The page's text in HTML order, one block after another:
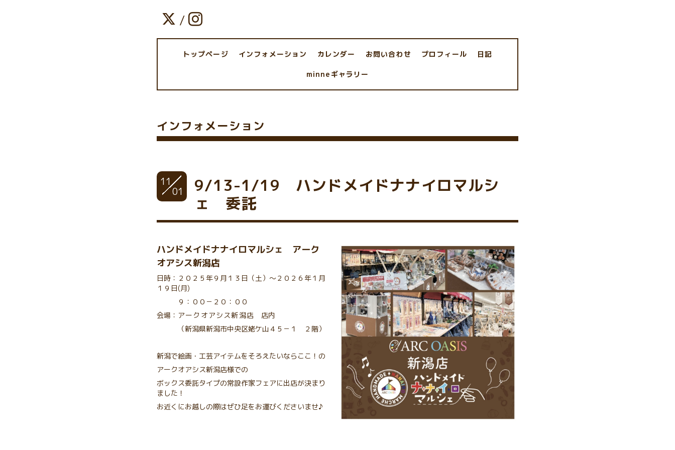
/
トップページ インフォメーション カレンダー お問い合わせ プロフィール 日記
minneギャラリー
インフォメーション
11
01
9/13-1/19 ハンドメイドナナイロマルシ
ェ 委託
ハンドメイドナナイロマルシェ アーク
オアシス新潟店
日時：２０２５年９月１３日（土）～２０２６年１月
１９日(月)
９：００－２０：００
会場： アークオアシス新潟店
店内
（新潟県新潟市中央区姥ケ山４５－１ ２階）
新潟で絵画・工芸アイテムをそろえたいならここ！の
アークオアシス新潟店様での
ボックス委託タイプの常設作家フェアに出店が決まり
ました！
お近くにお越しの際はぜひ足をお運びくださいませ♪